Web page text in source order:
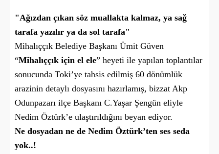
"Ağızdan çıkan söz muallakta kalmaz, ya sağ
tarafa yazılır ya da sol tarafa"
Mihalıççık Belediye Başkanı Ümit Güven
“Mihalıççık için el ele” heyeti ile yapılan toplantılar
sonucunda Toki’ye tahsis edilmiş 60 dönümlük
arazinin detaylı dosyasını hazırlamış, bizzat Akp
Odunpazarı ilçe Başkanı C.Yaşar Şengün eliyle
Nedim Öztürk’e ulaştırıldığını beyan ediyor.
Ne dosyadan ne de Nedim Öztürk’ten ses seda
yok..!